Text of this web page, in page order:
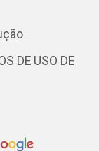
DE USO DE